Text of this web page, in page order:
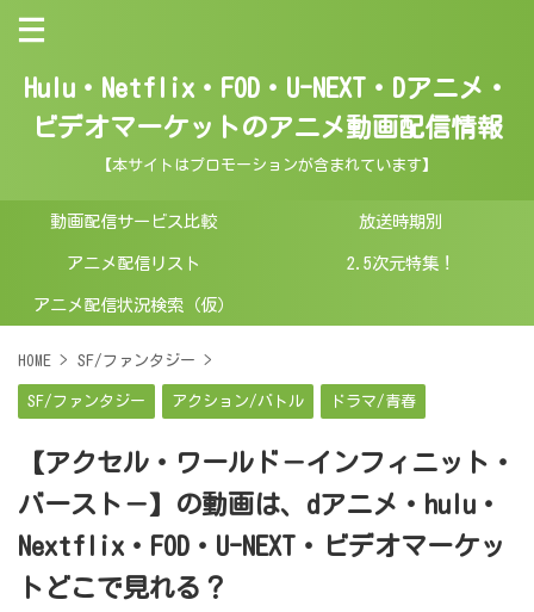
Hulu・Netflix・FOD・U-NEXT・Dアニメ・
ビデオマーケットのアニメ動画配信情報
【本サイトはプロモーションが含まれています】
動画配信サービス比較 放送時期別
アニメ配信リスト 2.5次元特集！
アニメ配信状況検索（仮）
HOME > SF/ファンタジー >
SF/ファンタジー アクション/バトル ドラマ/青春
【アクセル・ワールド－インフィニット・
バースト－】の動画は、dアニメ・hulu・
Nextflix・FOD・U-NEXT・ビデオマーケッ
トどこで見れる？